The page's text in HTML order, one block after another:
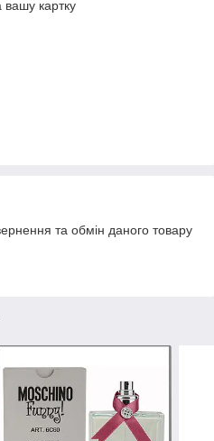
вашу картку
та обмін даного товару